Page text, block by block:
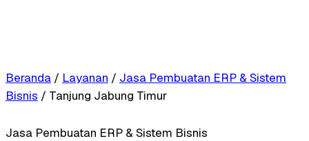
Beranda / Layanan / Jasa Pembuatan ERP & Sistem
Bisnis / Tanjung Jabung Timur
Jasa Pembuatan ERP & Sistem Bisnis